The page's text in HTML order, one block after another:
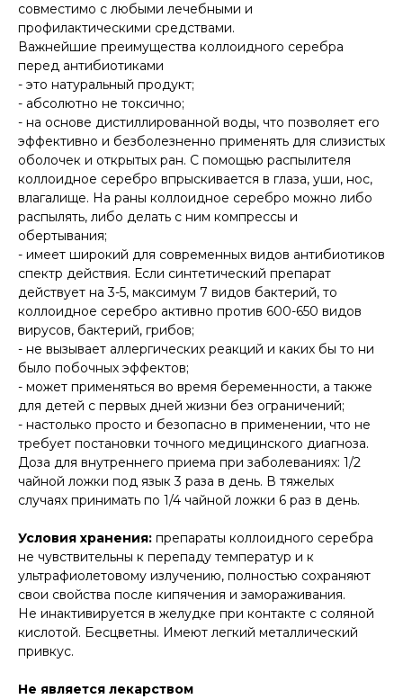
совместимо с любыми лечебными и
профилактическими средствами.
Важнейшие преимущества коллоидного серебра
перед антибиотиками
- это натуральный продукт;
- абсолютно не токсично;
- на основе дистиллированной воды, что позволяет его
эффективно и безболезненно применять для слизистых
оболочек и открытых ран. С помощью распылителя
коллоидное серебро впрыскивается в глаза, уши, нос,
влагалище. На раны коллоидное серебро можно либо
распылять, либо делать с ним компрессы и
обертывания;
- имеет широкий для современных видов антибиотиков
спектр действия. Если синтетический препарат
действует на 3-5, максимум 7 видов бактерий, то
коллоидное серебро активно против 600-650 видов
вирусов, бактерий, грибов;
- не вызывает аллергических реакций и каких бы то ни
было побочных эффектов;
- может применяться во время беременности, а также
для детей с первых дней жизни без ограничений;
- настолько просто и безопасно в применении, что не
требует постановки точного медицинского диагноза.
Доза для внутреннего приема при заболеваниях: 1/2
чайной ложки под язык 3 раза в день. В тяжелых
случаях принимать по 1/4 чайной ложки 6 раз в день.
Условия хранения: препараты коллоидного серебра
не чувствительны к перепаду температур и к
ультрафиолетовому излучению, полностью сохраняют
свои свойства после кипячения и замораживания.
Не инактивируется в желудке при контакте с соляной
кислотой. Бесцветны. Имеют легкий металлический
привкус.
Не является лекарством